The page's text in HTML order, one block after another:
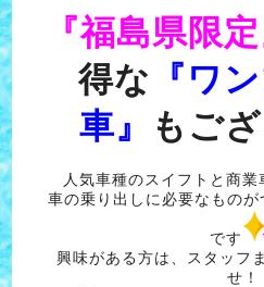
『福島県限定
得な 『ワ
車』
もご
人気車種のスイフトと商
車の乗り出しに必要なもの
です
興味がある方は、スタッフ
せ！